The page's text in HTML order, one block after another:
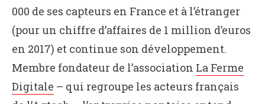
000 de ses capteurs en France et à l’étranger
(pour un chiffre d’affaires de 1 million d’euros
en 2017) et continue son développement.
Membre fondateur de l’association La Ferme
Digitale – qui regroupe les acteurs français